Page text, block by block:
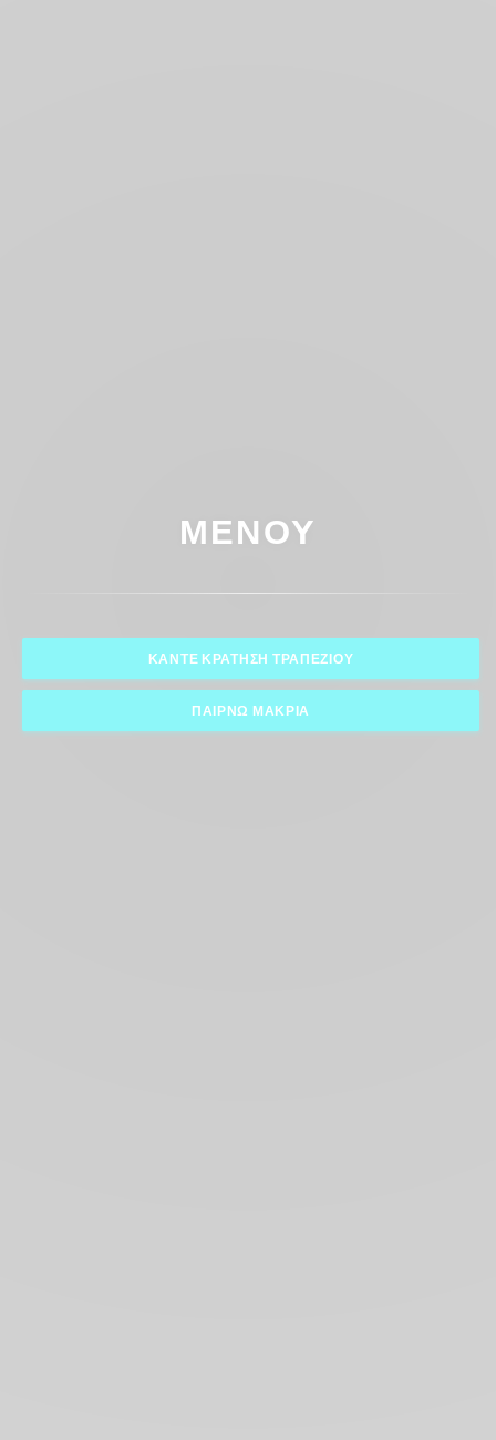
ΜΕΝΟΎ
ΚΆΝΤΕ ΚΡΆΤΗΣΗ ΤΡΑΠΕΖΙΟΎ
ΠΑΊΡΝΩ ΜΑΚΡΙΆ